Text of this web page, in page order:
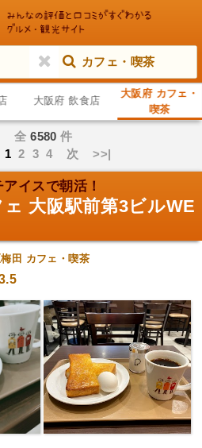
カフェ・喫茶
大阪府 飲食店
大阪府 カフェ・
喫茶
全6580 件
2 3 4 次 >>|
イスで朝活！
大阪駅前第3ビルWE
田 カフェ・喫茶